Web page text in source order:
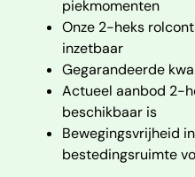
piekmomenten
Onze 2-heks
inzetbaar
Gegarandeerde
Actueel aanbod 2-
beschikbaar is
Bewegingsvrijheid
bestedingsruimte